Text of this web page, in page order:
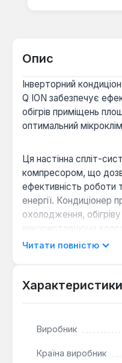
Опис
Інверторний
Q ION забезпечує
обігрів приміщень
оптимальний
Ця настінна спліт-
компресором, що
ефективність роботи
енергії.
охолодження,
використовуючи
теплообмінник має
Вбудований іонізатор
постійного струму
Читати повністю
Характеристики
Виробник
Країна виробник